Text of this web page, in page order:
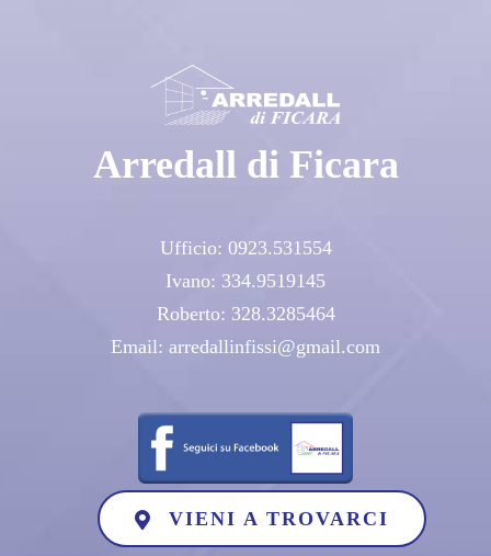
Arredall di Ficara
Ufficio: 0923.531554
Ivano: 334.9519145
Roberto: 328.3285464
Email: arredallinfissi@gmail.com
VIENI A TROVARCI